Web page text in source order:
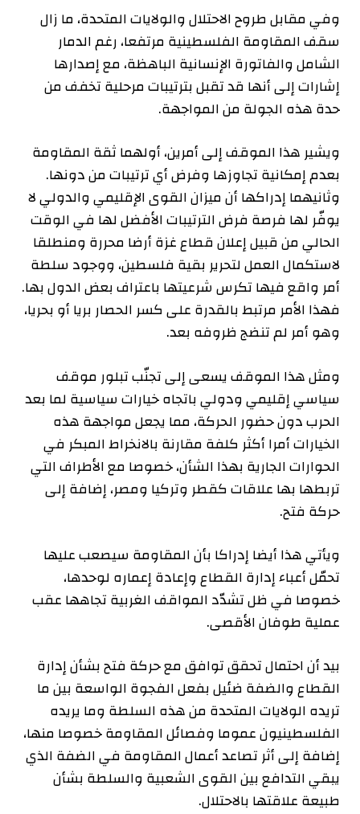
وفي مقابل طروح الاحتلال والولايات المتحدة، ما زال
سقف المقاومة الفلسطينية مرتفعا، رغم الدمار
الشامل والفاتورة الإنسانية الباهظة، مع إصدارها
إشارات إلى أنها قد تقبل بترتيبات مرحلية تخفف من
حدة هذه الجولة من المواجهة.
ويشير هذا الموقف إلى أمرين، أولهما ثقة المقاومة
بعدم إمكانية تجاوزها وفرض أي ترتيبات من دونها.
وثانيهما إدراكها أن ميزان القوى الإقليمي والدولي لا
يوفّر لها فرصة فرض الترتيبات الأفضل لها في الوقت
الحالي من قبيل إعلان قطاع غزة أرضا محررة ومنطلقا
لاستكمال العمل لتحرير بقية فلسطين، ووجود سلطة
أمر واقع فيها تكرس شرعيتها باعتراف بعض الدول بها.
فهذا الأمر مرتبط بالقدرة على كسر الحصار بريا أو بحريا،
وهو أمر لم تنضج ظروفه بعد.
ومثل هذا الموقف يسعى إلى تجنّب تبلور موقف
سياسي إقليمي ودولي باتجاه خيارات سياسية لما بعد
الحرب دون حضور الحركة، مما يجعل مواجهة هذه
الخيارات أمرا أكثر كلفة مقارنة بالانخراط المبكر في
الحوارات الجارية بهذا الشأن، خصوصا مع الأطراف التي
تربطها بها علاقات كقطر وتركيا ومصر، إضافة إلى
حركة فتح.
ويأتي هذا أيضا إدراكا بأن المقاومة سيصعب عليها
تحمّل أعباء إدارة القطاع وإعادة إعماره لوحدها،
خصوصا في ظل تشدّد المواقف الغربية تجاهها عقب
عملية طوفان الأقصى.
بيد أن احتمال تحقق توافق مع حركة فتح بشأن إدارة
القطاع والضفة ضئيل بفعل الفجوة الواسعة بين ما
تريده الولايات المتحدة من هذه السلطة وما يريده
الفلسطينيون عموما وفصائل المقاومة خصوصا منها،
إضافة إلى أثر تصاعد أعمال المقاومة في الضفة الذي
يبقي التدافع بين القوى الشعبية والسلطة بشأن
طبيعة علاقتها بالاحتلال.